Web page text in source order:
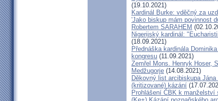
(19.10.2021)
Kardinál Burke: vděčný za
'Jako biskup mám povinnost
Robertem SARAHEM
Nigerijský kardinál:
(18.09.2021)
Přednáška kardinála
kongresu (11.09.2021)
Zemřel Mons. Henryk Hoser,
Medžugorje (14.08.2021)
Děkovný list arcibiskupa
(kritizované) kázání
Prohlášení ČBK k manželství